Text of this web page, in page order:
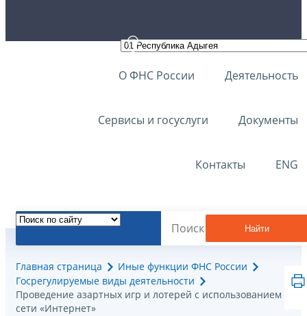
О ФНС России Деятельность
Сервисы и госуслуги Документы
Контакты ENG
Найти
Главная страница
Иные функции ФНС России
Госрегулируемые виды деятельности
Проведение азартных игр и лотерей с использованием
сети «Интернет»